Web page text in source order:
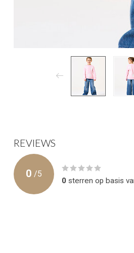
REVIEWS
0 /5
0 sterren op basis